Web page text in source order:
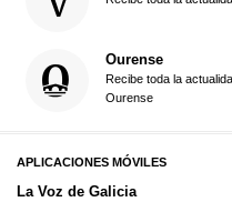
Ourense
Recibe toda la
Ourense
APLICACIONES MÓVILES
La Voz de Galicia